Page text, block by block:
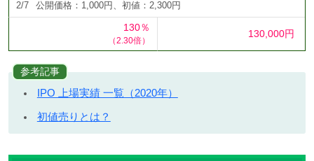
2/7 公開価格：1,000円、初値：2,300円
130％
（2.30倍）
130,000円
参考記事
IPO 上場実績 一覧（2020年）
初値売りとは？